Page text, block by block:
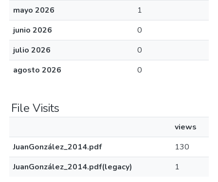
mayo 2026
1
junio 2026
0
julio 2026
0
agosto 2026
0
File Visits
views
JuanGonzález_2014.pdf
130
JuanGonzález_2014.pdf(legacy)
1